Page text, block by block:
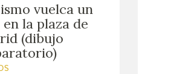
vuelca un
la plaza de
(dibujo